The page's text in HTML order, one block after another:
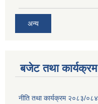
अन्य
बजेट तथा कार्यक्रम
नीति तथा कार्यक्रम २०८३/०८४